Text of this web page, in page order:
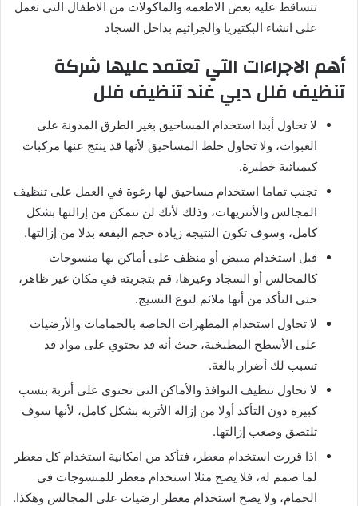
تتساقط عليه بعض الاطعمه والماكولات من الاطفال التي تعمل
على انشاء البكتيريا والجراثيم بداخل السجاد
أهم الاجراءات التي تعتمد عليها شركة
تنظيف فلل دبي غند تنظيف فلل
لا تحاول أبدا استخدام المساحيق بغير الطرق المدونة على
العبوات، ولا تحاول خلط المساحيق لأنها قد ينتج عنها مركبات
كيميائية خطيرة.
تجنب تماما استخدام مساحيق لها رغوة في العمل على تنظيف
المجالس والأنتريهات، وذلك لأنك لن تتمكن من إزالتها بشكل
كامل، وسوف تكون النتيجة زيادة حجم البقعة بدلا من إزالتها.
قبل استخدام مبيض أو منظف على أماكن بها منسوجات
كالمجالس أو السجاد وغيرها، قم بتجربته في مكان غير ظاهر،
حتى التأكد من أنها ملائم لنوع النسيج.
لا تحاول استخدام المطهرات الخاصة بالحمامات والأرضيات
على الأسطح المطبخية، حيث أنه قد يحتوي على مواد قد
تسبب لك أضرار بالغة.
لا تحاول تنظيف النوافذ والأماكن التي تحتوي على أتربة بنسب
كبيرة دون التأكد أولا من إزالة الأتربة بشكل كامل، لأنها سوف
تلتصق وصعب إزالتها.
اذا قررت استخدام معطر، فتأكد من امكانية استخدام كل معطر
لما صمم له، فلا يصح مثلا استخدام معطر للمنسوجات في
الحمام، ولا يصح استخدام معطر ارضيات على المجالس وهكذا.